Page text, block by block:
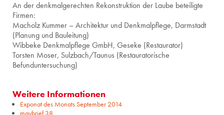
An der denkmalgerechten Rekonstruktion der Laube beteiligte
Firmen:
Macholz Kummer – Architektur und Denkmalpflege, Darmstadt
(Planung und Bauleitung)
Wibbeke Denkmalpflege GmbH, Geseke (Restaurator)
Torsten Moser, Sulzbach/Taunus (Restauratorische
Befunduntersuchung)
Weitere Informationen
Exponat des Monats September 2014